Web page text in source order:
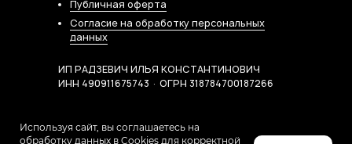
Публичная оферта
Согласие на обработку персональных
данных
ИП РАДЗЕВИЧ ИЛЬЯ КОНСТАНТИНОВИЧ
ИНН 490911675743 · ОГРН 318784700187266
Используя сайт, вы соглашаетесь на
обработку данных в Cookies для корректной